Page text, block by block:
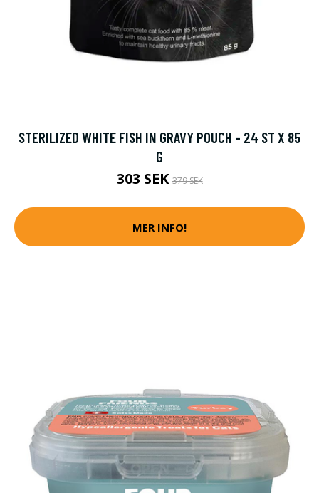
STERILIZED WHITE FISH IN GRAVY POUCH - 24 ST X 85
G
303 SEK379 SEK
MER INFO!